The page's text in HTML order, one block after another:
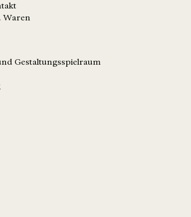
Waren
Gestaltungsspielraum